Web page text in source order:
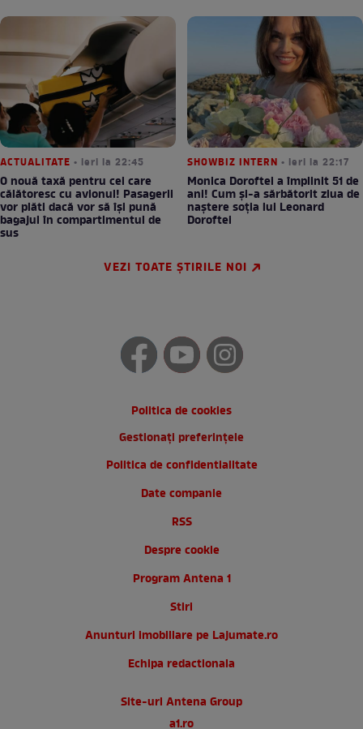
ACTUALITATE • ieri la 22:45
O nouă taxă pentru cei care
călătoresc cu avionul! Pasagerii
vor plăti dacă vor să își pună
bagajul în compartimentul de
sus
SHOWBIZ INTERN • ieri la 22:17
Monica Doroftei a împlinit 51 de
ani! Cum și-a sărbătorit ziua de
naștere soția lui Leonard
Doroftei
VEZI TOATE ȘTIRILE NOI
Politica de cookies
Gestionați preferințele
Politica de confidentialitate
Date companie
RSS
Despre cookie
Program Antena 1
Stiri
Anunturi imobiliare pe Lajumate.ro
Echipa redactionala
Site-uri Antena Group
a1.ro